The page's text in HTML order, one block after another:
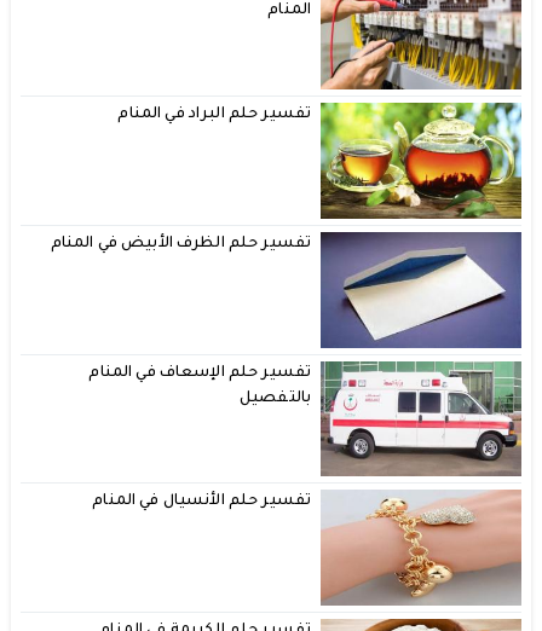
المنام
تفسير حلم البراد في المنام
تفسير حلم الظرف الأبيض في المنام
تفسير حلم الإسعاف في المنام
بالتفصيل
تفسير حلم الأنسيال في المنام